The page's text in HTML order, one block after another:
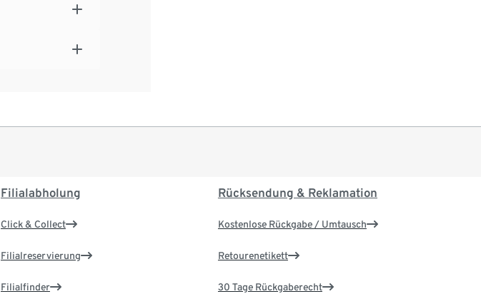
Filialabholung
Click & Collect
Filialreservierung
Filialfinder
Rücksendung & Reklamation
Kostenlose Rückgabe / Umtausch
Retourenetikett
30 Tage Rückgaberecht